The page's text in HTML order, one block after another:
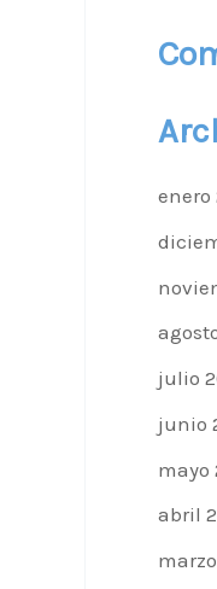
enero
julio
junio
mayo
abril